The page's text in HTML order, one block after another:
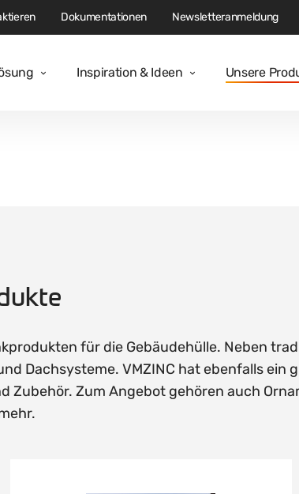
Inspiration & Ideen Unsere
Dokumentationen Newsletteranmeldung
für die Gebäudehülle. Neben
Dachsysteme. VMZINC hat ebenfalls ein
Zubehör. Zum Angebot gehören auch